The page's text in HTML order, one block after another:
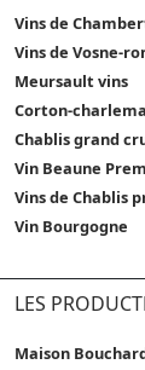
Vins de
Vins de Vosne-
Meursault vins
Corton-
Chablis grand
Vin Beaune
Vins de Chablis
Vin Bourgogne
LES
Maison